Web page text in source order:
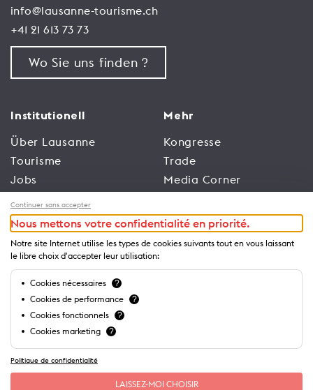
info@lausanne-tourisme.ch
+41 21 613 73 73
Wo Sie uns finden ?
Institutionell
Über Lausanne
Tourisme
Jobs
Nutzungsbedingungen
der Website
Datenschutzrichtlinien
Mehr
Kongresse
Trade
Media Corner
Leitfäden
Business
Continuer sans accepter
Nous mettons votre confidentialité en priorité.
Notre site Internet utilise les types de cookies suivants tout en vous laissant
le libre choix d'accepter leur utilisation:
Cookies nécessaires ?
Cookies de performance ?
Cookies fonctionnels ?
Cookies marketing ?
Politique de confidentialité
LAISSEZ-MOI CHOISIR